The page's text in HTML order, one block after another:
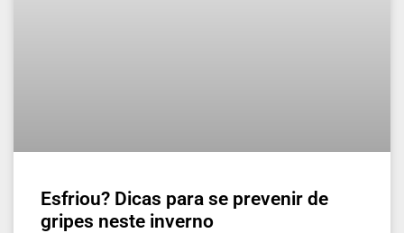
Esfriou? Dicas para se prevenir de
gripes neste inverno